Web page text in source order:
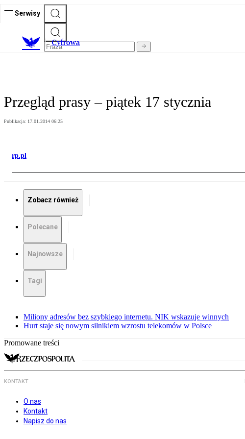
Serwisy
Cyfrowa
Przegląd prasy – piątek 17 stycznia
Publikacja: 17.01.2014 06:25
rp.pl
Zobacz również
Polecane
Najnowsze
Tagi
Miliony adresów bez szybkiego internetu. NIK wskazuje winnych
Hurt staje się nowym silnikiem wzrostu telekomów w Polsce
Promowane treści
KONTAKT
O nas
Kontakt
Napisz do nas